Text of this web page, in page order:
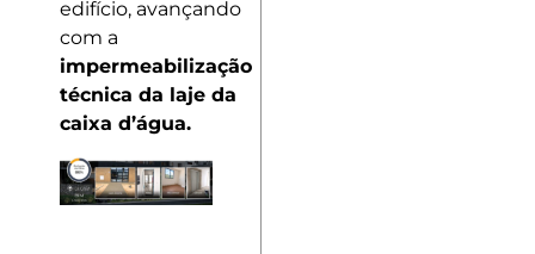
edifício, avançando
com a
impermeabilização
técnica da laje da
caixa d’água.